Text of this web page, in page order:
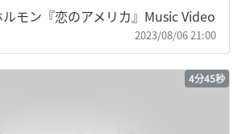
モン『恋のアメリカ』Music Video
2023/08/06 21:00
4分45秒